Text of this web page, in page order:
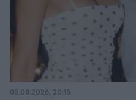
05.08.2026, 20:15